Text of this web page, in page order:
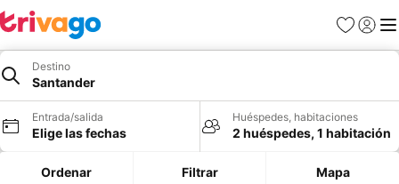
Favoritos
Iniciar
Destino
Santander
Entrada/salida
Elige las fechas
Huéspedes, habitaciones
2 huéspedes, 1 habitación
Ordenar Filtrar Mapa